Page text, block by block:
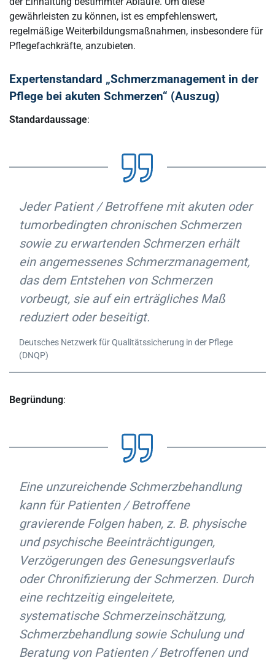
gewährleisten zu können, ist es empfehlenswert,
regelmäßige Weiterbildungsmaßnahmen, insbesondere für
Pflegefachkräfte, anzubieten.
Expertenstandard „Schmerzmanagement in der
Pflege bei akuten Schmerzen“ (Auszug)
Standardaussage:
Jeder Patient / Betroffene mit akuten oder
tumorbedingten chronischen Schmerzen
sowie zu erwartenden Schmerzen erhält
ein angemessenes Schmerzmanagement,
das dem Entstehen von Schmerzen
vorbeugt, sie auf ein erträgliches Maß
reduziert oder beseitigt.
Deutsches Netzwerk für Qualitätssicherung in der Pflege
(DNQP)
Begründung:
Eine unzureichende Schmerzbehandlung
kann für Patienten / Betroffene
gravierende Folgen haben, z. B. physische
und psychische Beeinträchtigungen,
Verzögerungen des Genesungsverlaufs
oder Chronifizierung der Schmerzen. Durch
eine rechtzeitig eingeleitete,
systematische Schmerzeinschätzung,
Schmerzbehandlung sowie Schulung und
Beratung von Patienten / Betroffenen und